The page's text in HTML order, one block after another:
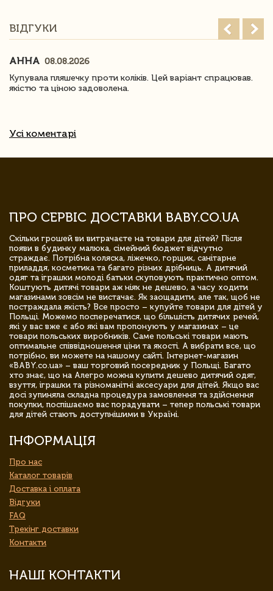
ВІДГУКИ
АННА 08.08.2026
Купувала пляшечку проти коліків. Цей варіант спрацював.
якістю та ціною задоволена.
Усі коментарі
ПРО СЕРВІС ДОСТАВКИ BABY.CO.UA
Скільки грошей ви витрачаєте на товари для дітей? Після
появи в будинку малюка, сімейний бюджет відчутно
страждає. Потрібна коляска, ліжечко, горщик, санітарне
приладдя, косметика та багато різних дрібниць. А дитячий
одяг та іграшки молоді батьки скуповують практично оптом.
Коштують дитячі товари аж ніяк не дешево, а часу ходити
магазинами зовсім не вистачає. Як заощадити, але так, щоб не
постраждала якість? Все просто – купуйте товари для дітей у
Польщі. Можемо посперечатися, що більшість дитячих речей,
які у вас вже є або які вам пропонують у магазинах – це
товари польських виробників. Саме польські товари мають
оптимальне співвідношення ціни та якості. А вибрати все, що
потрібно, ви можете на нашому сайті. Інтернет-магазин
«BABY.co.ua» – ваш торговий посередник у Польщі. Багато
хто знає, що на Алегро можна купити дешево дитячий одяг,
взуття, іграшки та різноманітні аксесуари для дітей. Якщо вас
досі зупиняла складна процедура замовлення та здійснення
покупки, поспішаємо вас порадувати – тепер польські товари
для дітей стають доступнішими в Україні.
ІНФОРМАЦІЯ
Про нас
Каталог товарів
Доставка і оплата
Відгуки
FAQ
Трекінг доставки
Контакти
НАШІ КОНТАКТИ